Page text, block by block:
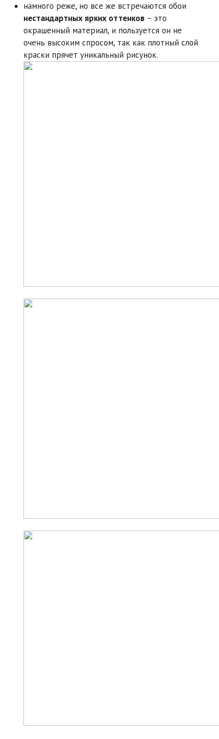
намного реже, но все же встречаются обои
нестандартных ярких оттенков – это
окрашенный материал, и пользуется он не
очень высоким спросом, так как плотный слой
краски прячет уникальный рисунок.